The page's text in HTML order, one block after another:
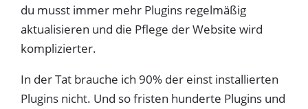
du musst immer mehr Plugins regelmäßig
aktualisieren und die Pflege der Website wird
komplizierter.
In der Tat brauche ich 90% der einst installierten
Plugins nicht. Und so fristen hunderte Plugins und